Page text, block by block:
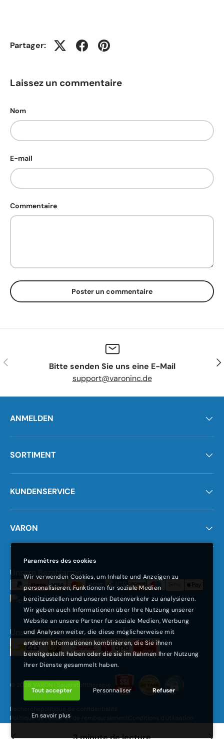
Partager:
Laissez un commentaire
Nom
E-mail
Commentaire
Poster un commentaire
Précédent
Bitte senden Sie uns eine E-Mail
support@varoninc.de
ANMELDEN
SORTIMENT
KUNDENSERVICE
VARON
Moyens de paiement acceptés
Unsere Bezahlarten:
Unsere Partner:
© 2026 VARON | Sauerstofftherapie
Recherche
Politique de retour et de remboursement
Paramètres des cookies
Wir verwenden Cookies, um Inhalte und Anzeigen zu
personalisieren, Funktionen für soziale Medien
bereitzustellen und unseren Datenverkehr zu analysieren.
Wir geben auch Informationen über Ihre Nutzung unserer
Website an unsere Partner für soziale Medien, Werbung
und Analysen weiter, die diese möglicherweise mit
anderen Informationen kombinieren, die Sie ihnen
bereitgestellt haben oder die sie im Rahmen Ihrer Nutzung
ihrer Dienste gesammelt haben.
Tout accepter Personnaliser Refuser
En savoir plus